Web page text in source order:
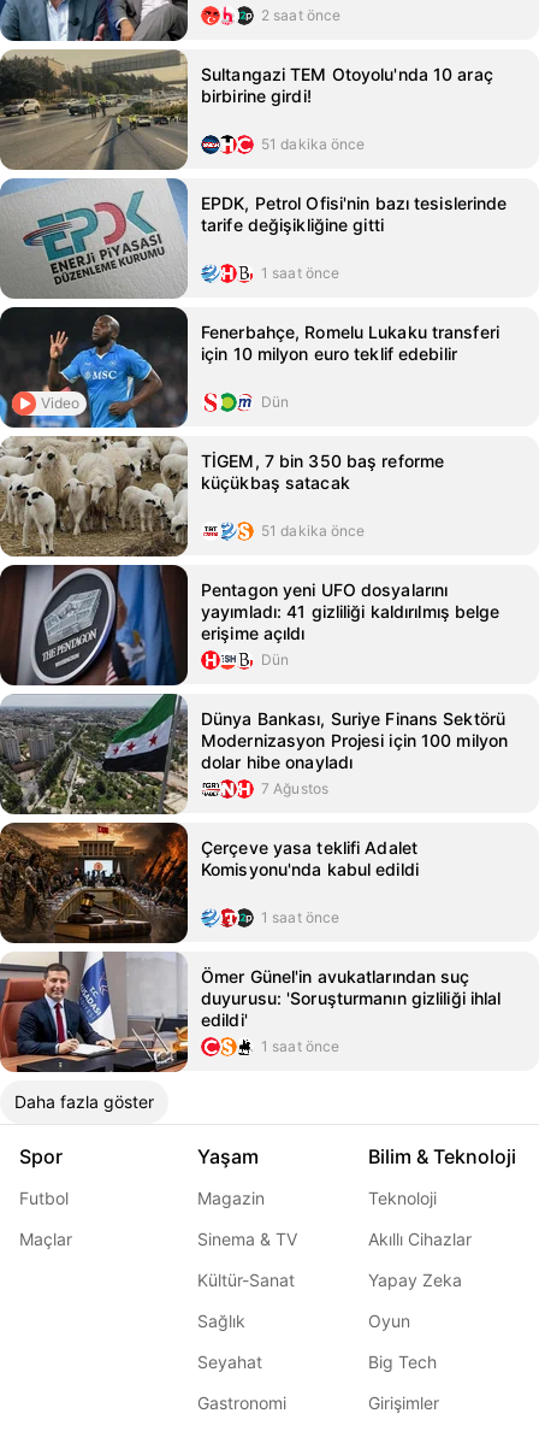
2 saat önce
Sultangazi TEM Otoyolu'nda 10 araç
birbirine girdi!
51 dakika önce
EPDK, Petrol Ofisi'nin bazı tesislerinde
tarife değişikliğine gitti
1 saat önce
Video
Fenerbahçe, Romelu Lukaku transferi
için 10 milyon euro teklif edebilir
Dün
TİGEM, 7 bin 350 baş reforme
küçükbaş satacak
51 dakika önce
Pentagon yeni UFO dosyalarını
yayımladı: 41 gizliliği kaldırılmış belge
erişime açıldı
Dün
Dünya Bankası, Suriye Finans Sektörü
Modernizasyon Projesi için 100 milyon
dolar hibe onayladı
7 Ağustos
Çerçeve yasa teklifi Adalet
Komisyonu'nda kabul edildi
1 saat önce
Ömer Günel'in avukatlarından suç
duyurusu: 'Soruşturmanın gizliliği ihlal
edildi'
1 saat önce
Daha fazla göster
Spor
Futbol
Maçlar
Yaşam
Magazin
Sinema & TV
Kültür-Sanat
Sağlık
Seyahat
Gastronomi
Bilim & Teknoloji
Teknoloji
Akıllı Cihazlar
Yapay Zeka
Oyun
Big Tech
Girişimler